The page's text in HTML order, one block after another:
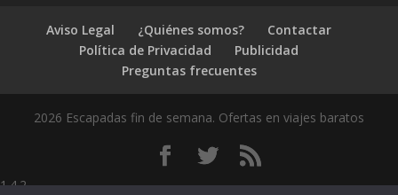
Aviso Legal ¿Quiénes somos?
Contactar
Política de Privacidad
Publicidad
Preguntas frecuentes
2026 Escapadas fin de semana. Ofertas en viajes baratos
1.4.2